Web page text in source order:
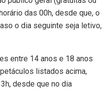
das 00h, desde que, o
o dia seguinte seja letivo,
entre 14 anos e 18 anos
listados acima,
desde que no dia